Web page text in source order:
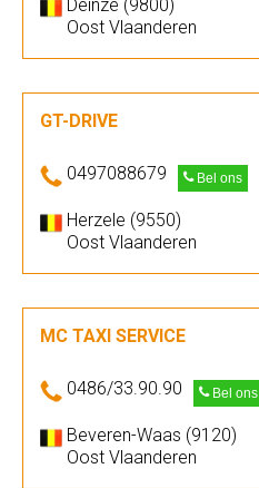
Deinze (9800)
Oost Vlaanderen
GT-DRIVE
0497088679 Bel ons
Herzele (9550)
Oost Vlaanderen
MC TAXI SERVICE
0486/33.90.90 Bel ons
Beveren-Waas (9120)
Oost Vlaanderen